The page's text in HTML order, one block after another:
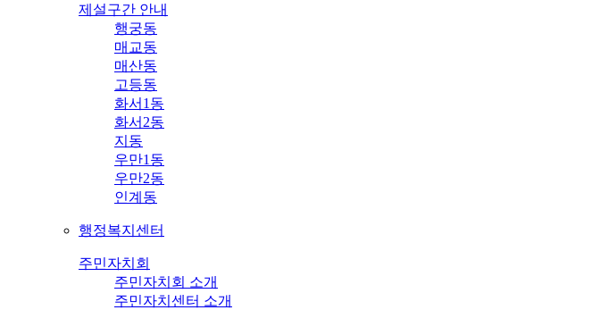
제설구간 안내
행궁동
매교동
매산동
고등동
화서1동
화서2동
지동
우만1동
우만2동
인계동
행정복지센터
주민자치회
주민자치회 소개
주민자치센터 소개